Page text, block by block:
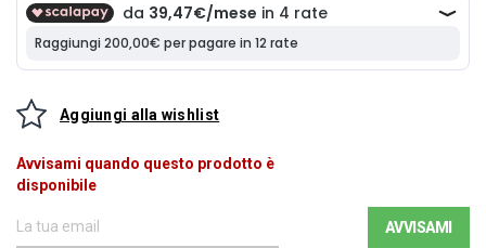
Aggiungi alla wishlist
Avvisami quando questo prodotto è
disponibile
AVVISAMI